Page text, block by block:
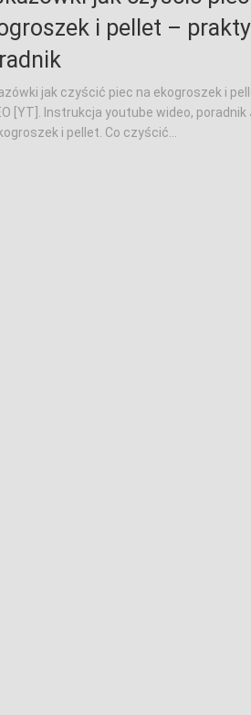
i pellet –
jak czyścić piec na ekogroszek i
[YT]. Instrukcja youtube wideo,
i pellet. Co czyścić...